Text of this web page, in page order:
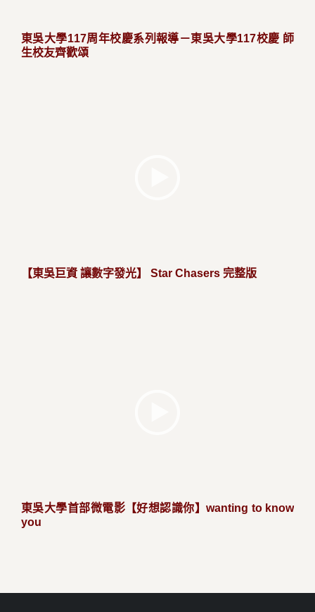
東吳大學117周年校慶系列報導－東吳大學117校慶 師
生校友齊歡頌
【東吳巨資 讓數字發光】 Star Chasers 完整版
東吳大學首部微電影【好想認識你】wanting to know
you